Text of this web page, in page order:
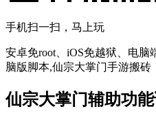
手机扫一扫，马上玩
安卓免root、iOS免越狱、电
脑版脚本,仙宗大掌门手游搬砖
仙宗大掌门辅助功能